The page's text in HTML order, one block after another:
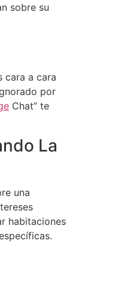
sobre su
cara a cara
por
Chat” te
La
una
habitaciones